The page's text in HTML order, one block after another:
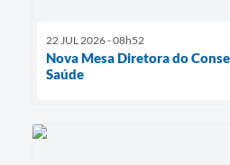
22 JUL 2026 - 08h52
Nova Mesa Diretora do
Saúde